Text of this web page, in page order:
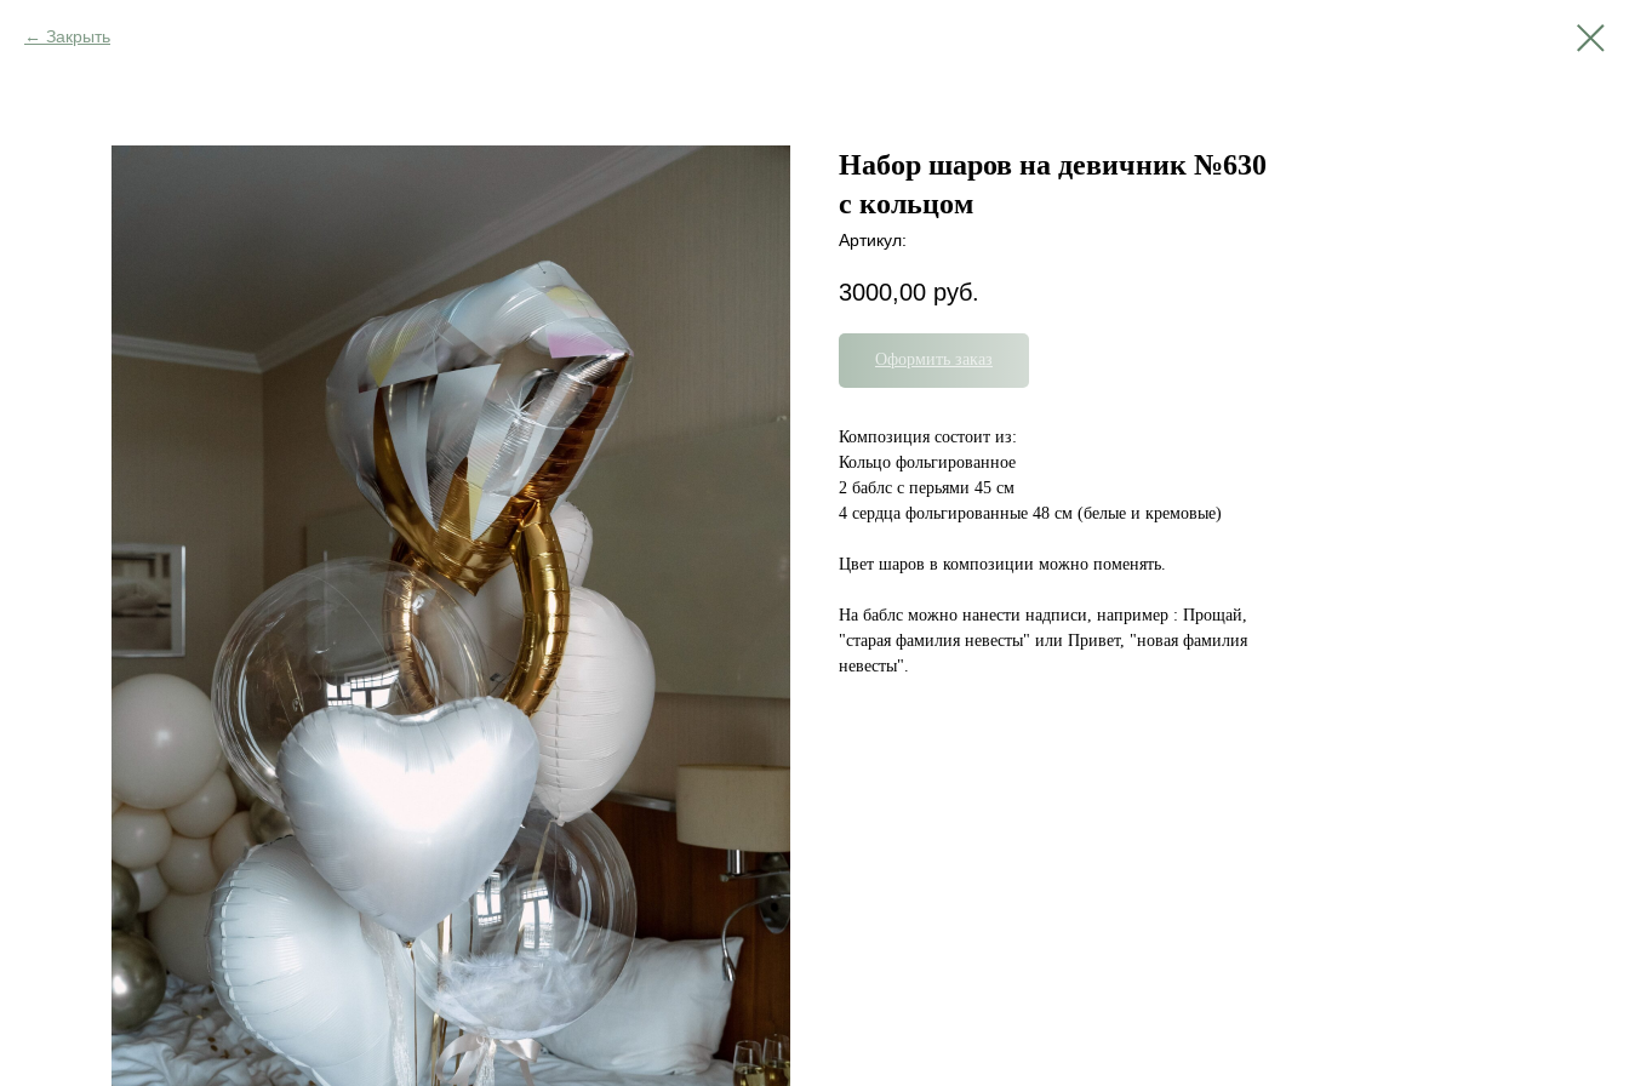
Закрыть
Набор шаров на девичник №630
с кольцом
Артикул:
3000,00 руб.
Оформить заказ
Композиция состоит из:
Кольцо фольгированное
2 баблс с перьями 45 см
4 сердца фольгированные 48 см (белые и кремовые)
Цвет шаров в композиции можно поменять.
На баблс можно нанести надписи, например : Прощай,
"старая фамилия невесты" или Привет, "новая фамилия
невесты".